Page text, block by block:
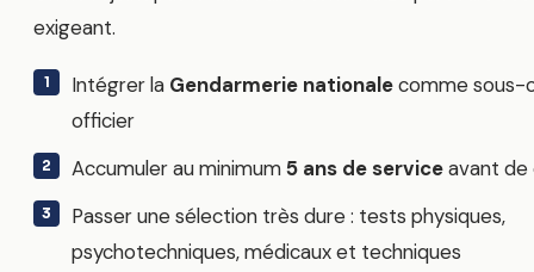
exigeant.
Intégrer la Gendarmerie nationalecomme sous-
officier
Accumuler au minimum5 ans de serviceavant de
Passer une sélection très dure : tests physiques,
psychotechniques, médicaux et techniques